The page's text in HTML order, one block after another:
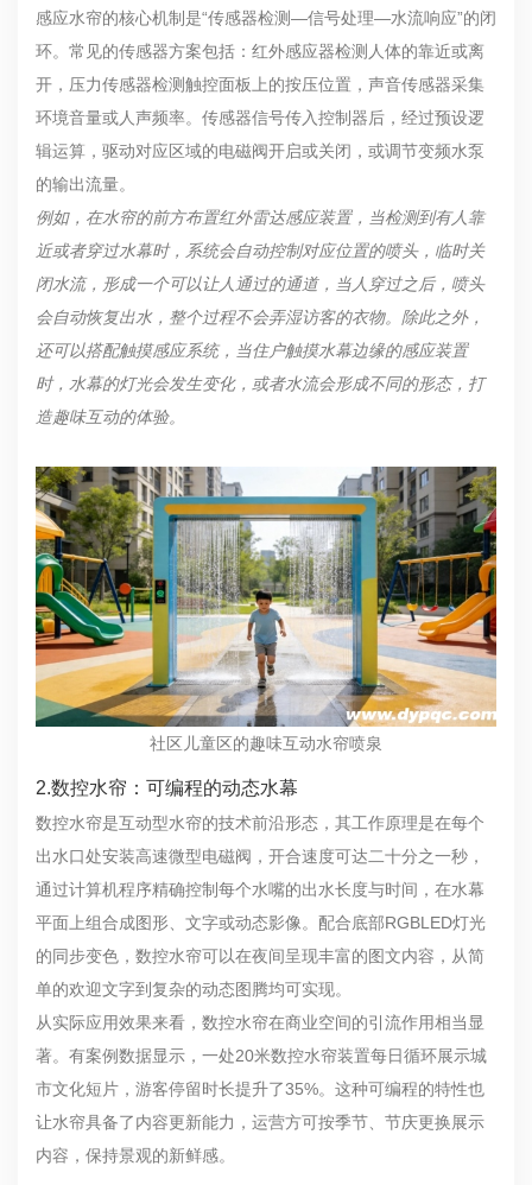
感应水帘的核心机制是“传感器检测—信号处理—水流响应”的闭
环。常见的传感器方案包括：红外感应器检测人体的靠近或离
开，压力传感器检测触控面板上的按压位置，声音传感器采集
环境音量或人声频率。传感器信号传入控制器后，经过预设逻
辑运算，驱动对应区域的电磁阀开启或关闭，或调节变频水泵
的输出流量。
例如，在水帘的前方布置红外雷达感应装置，当检测到有人靠
近或者穿过水幕时，系统会自动控制对应位置的喷头，临时关
闭水流，形成一个可以让人通过的通道，当人穿过之后，喷头
会自动恢复出水，整个过程不会弄湿访客的衣物。除此之外，
还可以搭配触摸感应系统，当住户触摸水幕边缘的感应装置
时，水幕的灯光会发生变化，或者水流会形成不同的形态，打
造趣味互动的体验。
社区儿童区的趣味互动水帘喷泉
2.数控水帘：可编程的动态水幕
数控水帘是互动型水帘的技术前沿形态，其工作原理是在每个
出水口处安装高速微型电磁阀，开合速度可达二十分之一秒，
通过计算机程序精确控制每个水嘴的出水长度与时间，在水幕
平面上组合成图形、文字或动态影像。配合底部RGBLED灯光
的同步变色，数控水帘可以在夜间呈现丰富的图文内容，从简
单的欢迎文字到复杂的动态图腾均可实现。
从实际应用效果来看，数控水帘在商业空间的引流作用相当显
著。有案例数据显示，一处20米数控水帘装置每日循环展示城
市文化短片，游客停留时长提升了35%。这种可编程的特性也
让水帘具备了内容更新能力，运营方可按季节、节庆更换展示
内容，保持景观的新鲜感。